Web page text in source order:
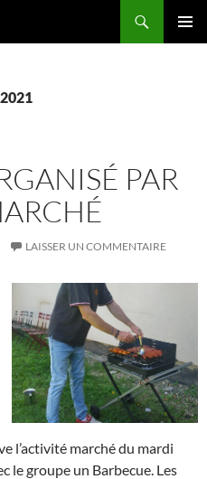
PAR
LAISSER UN COMMENTAIRE
l’activité marché du mardi
le groupe un Barbecue. Les